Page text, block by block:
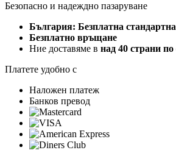
Безопасно и надеждно пазаруване
България: Безплатна
Безплатно връщане
Ние доставяме в над 40 страни по
Платете удобно с
Наложен платеж
Банков превод